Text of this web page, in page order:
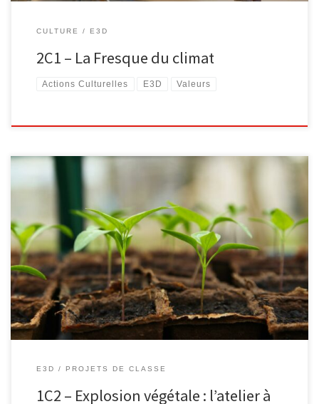
CULTURE E3D
2C1 – La Fresque du climat
Actions Culturelles E3D Valeurs
[…]
E3D PROJETS DE CLASSE
1C2 – Explosion végétale : l’atelier à